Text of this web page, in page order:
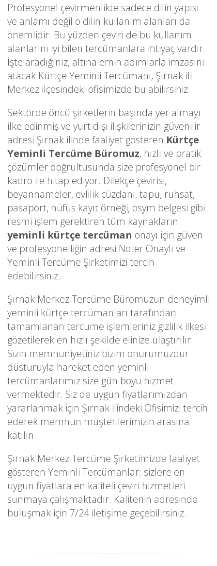
Profesyonel çevirmenlikte sadece dilin yapısı
ve anlamı değil o dilin kullanım alanları da
önemlidir. Bu yüzden çeviri de bu kullanım
alanlarını iyi bilen tercümanlara ihtiyaç vardır.
İşte aradığınız, altına emin adımlarla imzasını
atacak Kürtçe Yeminli Tercümanı, Şırnak ili
Merkez ilçesindeki ofisimizde bulabilirsiniz.
Sektörde öncü şirketlerin başında yer almayı
ilke edinmiş ve yurt dışı ilişkilerinizin güvenilir
adresi Şırnak ilinde faaliyet gösteren Kürtçe
Yeminli Tercüme Büromuz, hızlı ve pratik
çözümler doğrultusunda size profesyonel bir
kadro ile hitap ediyor. Dilekçe çevirisi,
beyannameler, evlilik cüzdanı, tapu, ruhsat,
pasaport, nüfus kayıt örneği, ösym belgesi gibi
resmi işlem gerektiren tüm kaynakların
yeminli kürtçe tercüman onayı için güven
ve profesyonelliğin adresi Noter Onaylı ve
Yeminli Tercüme Şirketimizi tercih
edebilirsiniz.
Şırnak Merkez Tercüme Büromuzun deneyimli
yeminli kürtçe tercümanları tarafından
tamamlanan tercüme işlemleriniz gizlilik ilkesi
gözetilerek en hızlı şekilde elinize ulaştırılır.
Sizin memnuniyetiniz bizim onurumuzdur
düsturuyla hareket eden yeminli
tercümanlarımız size gün boyu hizmet
vermektedir. Siz de uygun fiyatlarımızdan
yararlanmak için Şırnak ilindeki Ofisimizi tercih
ederek memnun müşterilerimizin arasına
katılın.
Şırnak Merkez Tercüme Şirketimizde faaliyet
gösteren Yeminli Tercümanlar; sizlere en
uygun fiyatlara en kaliteli çeviri hizmetleri
sunmaya çalışmaktadır. Kalitenin adresinde
buluşmak için 7/24 iletişime geçebilirsiniz.